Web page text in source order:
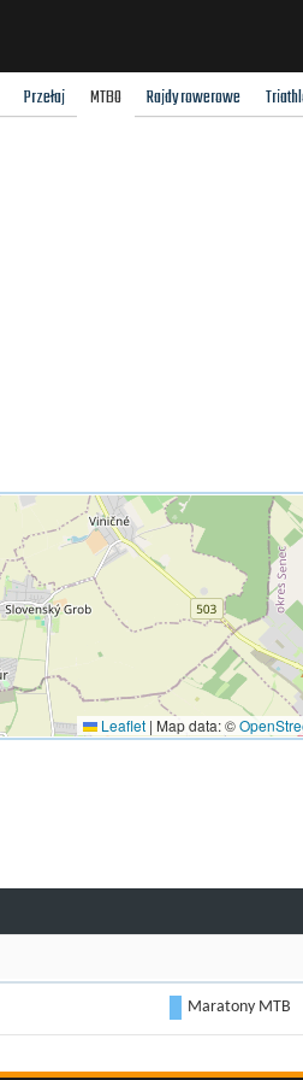
Przełaj MTBO Rajdy rowerowe
Leaflet | Map data: ©
Maratony MTB